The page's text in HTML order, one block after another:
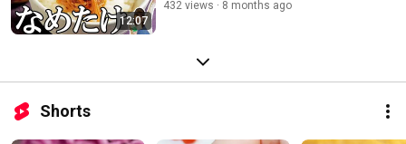
12:07
432 views 8 months ago
Shorts